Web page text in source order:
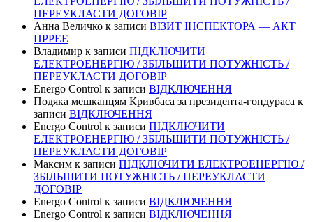
ПЕРЕУКЛАСТИ ДОГОВІР
Анна Величко к записи ВІЗИТ ІНСПЕКТОРА — АКТ
ПРРЕЕ
Владимир к записи ПІДКЛЮЧИТИ
ЕЛЕКТРОЕНЕРГІЮ / ЗБІЛЬШИТИ ПОТУЖНІСТЬ /
ПЕРЕУКЛАСТИ ДОГОВІР
Energo Control к записи ВІДКЛЮЧЕННЯ
Подяка мешканцям Кривбаса за президента-гондураса к
записи ВІДКЛЮЧЕННЯ
Energo Control к записи ПІДКЛЮЧИТИ
ЕЛЕКТРОЕНЕРГІЮ / ЗБІЛЬШИТИ ПОТУЖНІСТЬ /
ПЕРЕУКЛАСТИ ДОГОВІР
Максим к записи ПІДКЛЮЧИТИ ЕЛЕКТРОЕНЕРГІЮ /
ЗБІЛЬШИТИ ПОТУЖНІСТЬ / ПЕРЕУКЛАСТИ
ДОГОВІР
Energo Control к записи ВІДКЛЮЧЕННЯ
Energo Control к записи ВІДКЛЮЧЕННЯ